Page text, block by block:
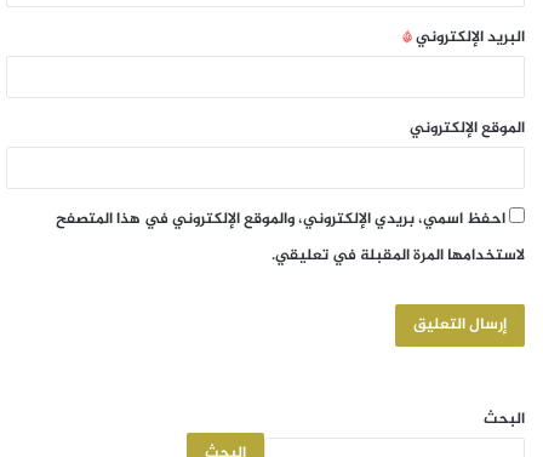
البريد الإلكتروني*
الموقع الإلكتروني
احفظ اسمي، بريدي الإلكتروني، والموقع الإلكتروني في هذا المتصفح
لاستخدامها المرة المقبلة في تعليقي.
البحث